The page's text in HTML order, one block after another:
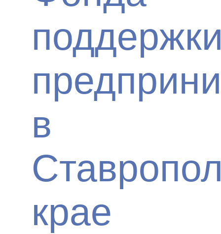
в
крае